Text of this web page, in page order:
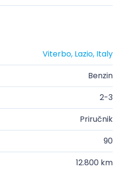
Viterbo, Lazio, Italy
Benzin
2-3
Priručnik
90
12.800 km